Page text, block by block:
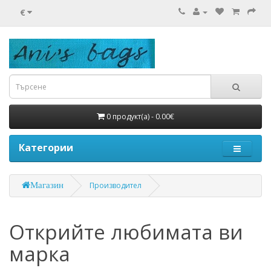
€
0 продукт(а) - 0.00€
Категории
Магазин Производител
Открийте любимата ви
марка